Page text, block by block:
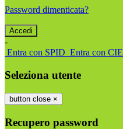
Password dimenticata?
-
Entra con SPID Entra con CIE
Seleziona utente
button close ×
Recupero password